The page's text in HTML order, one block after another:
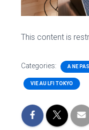
This content is
Categories: A NE
VIE AU LFI TOKYO